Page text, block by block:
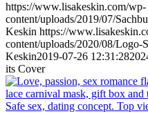
https://www.lisakeskin.com/wp-
content/uploads/2019/07/
Keskin https://
content/uploads/2020/08/
Keskin2019-07-26 12:31:28
its Cover